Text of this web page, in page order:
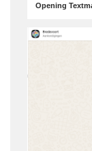
Opening